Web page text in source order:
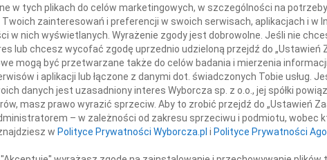
Naszej Koleżance
Dianie Szwagrzyk
INNE
Z
Z
w tych plikach do celów marketingowych, w szczególności na
zainteresowań i preferencji w swoich serwisach, aplikacjach i w
w nich wyświetlanych. Wyrażenie zgody jest dobrowolne. Jeśli nie
lub chcesz wycofać zgodę uprzednio udzieloną przejdź do „Ustawień
mogą być przetwarzane także do celów badania i mierzenia
i aplikacji lub łączone z danymi dot. świadczonych Tobie usług.
danych jest uzasadniony interes Wyborcza sp. z o.o., jej spółki
masz prawo wyrazić sprzeciw. Aby to zrobić przejdź do „Ustawień
– w zależności od zakresu sprzeciwu i podmiotu, wobec
w Polityce Prywatności Wyborcza.pl i Polityce Prywatności